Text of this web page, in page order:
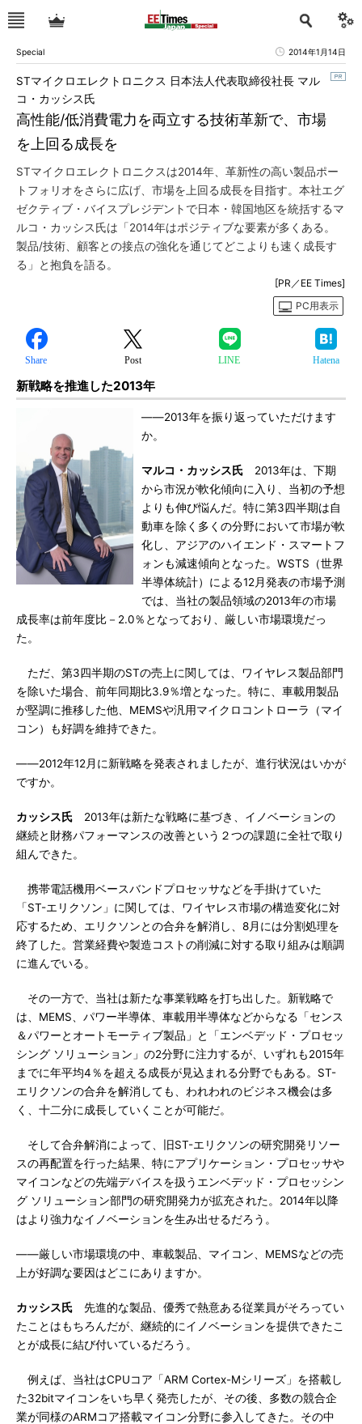
Special 2014年1月14日
高性能/低消費電力を両立する技術革新で、市場
を上回る成長を
STマイクロエレクトロニクス 日本法人代表取締役社長 マル
コ・カッシス氏
STマイクロエレクトロニクスは2014年、革新性の高い製品ポー
トフォリオをさらに広げ、市場を上回る成長を目指す。本社エグ
ゼクティブ・バイスプレジデントで日本・韓国地区を統括するマ
ルコ・カッシス氏は「2014年はポジティブな要素が多くある。
製品/技術、顧客との接点の強化を通じてどこよりも速く成長す
る」と抱負を語る。
[PR／EE Times]
PC用表示
Share Post LINE Hatena
新戦略を推進した2013年
――2013年を振り返っていただけます
か。
マルコ・カッシス氏 2013年は、下期
から市況が軟化傾向に入り、当初の予想
よりも伸び悩んだ。特に第3四半期は自
動車を除く多くの分野において市場が軟
化し、アジアのハイエンド・スマートフ
ォンも減速傾向となった。WSTS（世界
半導体統計）による12月発表の市場予測
では、当社の製品領域の2013年の市場
成長率は前年度比－2.0％となっており、厳しい市場環境だっ
た。
ただ、第3四半期のSTの売上に関しては、ワイヤレス製品部門
を除いた場合、前年同期比3.9％増となった。特に、車載用製品
が堅調に推移した他、MEMSや汎用マイクロコントローラ（マイ
コン）も好調を維持できた。
――2012年12月に新戦略を発表されましたが、進行状況はいかが
ですか。
カッシス氏 2013年は新たな戦略に基づき、イノベーションの
継続と財務パフォーマンスの改善という２つの課題に全社で取り
組んできた。
携帯電話機用ベースバンドプロセッサなどを手掛けていた
「ST-エリクソン」に関しては、ワイヤレス市場の構造変化に対
応するため、エリクソンとの合弁を解消し、8月には分割処理を
終了した。営業経費や製造コストの削減に対する取り組みは順調
に進んでいる。
その一方で、当社は新たな事業戦略を打ち出した。新戦略で
は、MEMS、パワー半導体、車載用半導体などからなる「センス
＆パワーとオートモーティブ製品」と「エンベデッド・プロセッ
シング ソリューション」の2分野に注力するが、いずれも2015年
までに年平均4％を超える成長が見込まれる分野でもある。ST-
エリクソンの合弁を解消しても、われわれのビジネス機会は多
く、十二分に成長していくことが可能だ。
そして合弁解消によって、旧ST-エリクソンの研究開発リソー
スの再配置を行った結果、特にアプリケーション・プロセッサや
マイコンなどの先端デバイスを扱うエンベデッド・プロセッシン
グ ソリューション部門の研究開発力が拡充された。2014年以降
はより強力なイノベーションを生み出せるだろう。
――厳しい市場環境の中、車載製品、マイコン、MEMSなどの売
上が好調な要因はどこにありますか。
カッシス氏 先進的な製品、優秀で熱意ある従業員がそろってい
たことはもちろんだが、継続的にイノベーションを提供できたこ
とが成長に結び付いているだろう。
例えば、当社はCPUコア「ARM Cortex-Mシリーズ」を搭載し
た32bitマイコンをいち早く発売したが、その後、多数の競合企
業が同様のARMコア搭載マイコン分野に参入してきた。その中